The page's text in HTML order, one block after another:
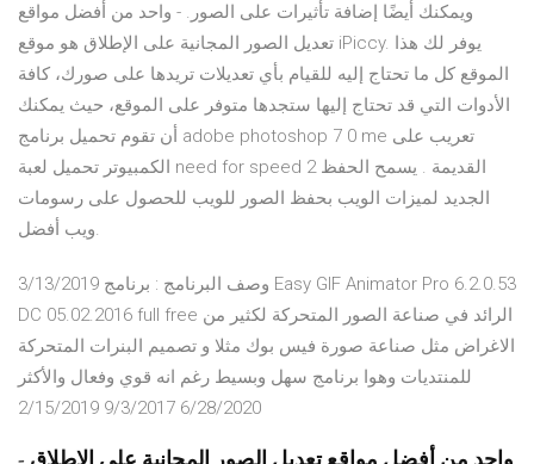
ويمكنك أيضًا إضافة تأثيرات على الصور. - واحد من أفضل مواقع
تعديل الصور المجانية على الإطلاق هو موقع iPiccy. يوفر لك هذا
الموقع كل ما تحتاج إليه للقيام بأي تعديلات تريدها على صورك، كافة
الأدوات التي قد تحتاج إليها ستجدها متوفر على الموقع، حيث يمكنك
أن تقوم تحميل برنامج adobe photoshop 7 0 me تعريب على
الكمبيوتر تحميل لعبة need for speed 2 القديمة . يسمح الحفظ
الجديد لميزات الويب بحفظ الصور للويب للحصول على رسومات
ويب أفضل.
3/13/2019 وصف البرنامج : برنامج Easy GIF Animator Pro 6.2.0.53
DC 05.02.2016 full free الرائد في صناعة الصور المتحركة لكثير من
الاغراض مثل صناعة صورة فيس بوك مثلا و تصميم البنرات المتحركة
للمنتديات وهوا برنامج سهل وبسيط رغم انه قوي وفعال والأكثر
6/28/2020 9/3/2017 2/15/2019